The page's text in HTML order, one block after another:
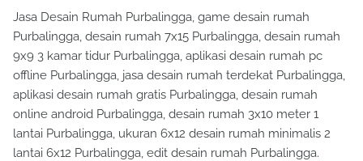
Jasa Desain Rumah Purbalingga, game desain rumah
Purbalingga, desain rumah 7x15 Purbalingga, desain rumah
9x9 3 kamar tidur Purbalingga, aplikasi desain rumah pc
offline Purbalingga, jasa desain rumah terdekat Purbalingga,
aplikasi desain rumah gratis Purbalingga, desain rumah
online android Purbalingga, desain rumah 3x10 meter 1
lantai Purbalingga, ukuran 6x12 desain rumah minimalis 2
lantai 6x12 Purbalingga, edit desain rumah Purbalingga.